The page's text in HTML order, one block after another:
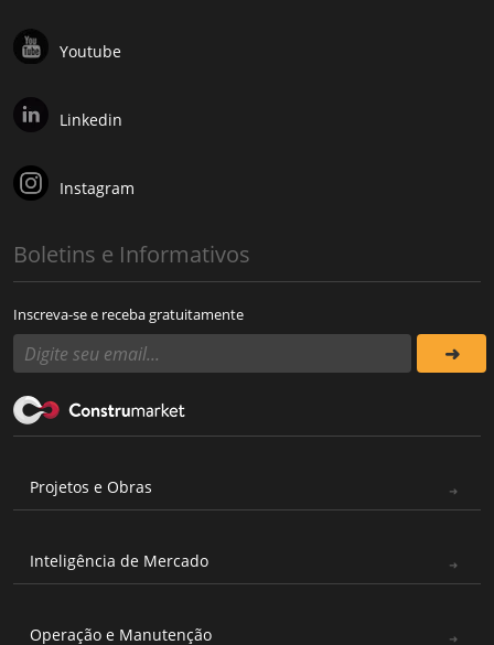
Youtube
Linkedin
Instagram
Boletins e Informativos
Inscreva-se e receba gratuitamente
Projetos e Obras
Inteligência de Mercado
Operação e Manutenção